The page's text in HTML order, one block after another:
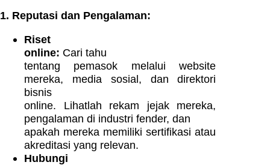
1. Reputasi dan Pengalaman:
Riset
online: Cari tahu
tentang pemasok melalui website
mereka, media sosial, dan direktori
bisnis
online. Lihatlah rekam jejak mereka,
pengalaman di industri fender, dan
apakah mereka memiliki sertifikasi atau
akreditasi yang relevan.
Hubungi